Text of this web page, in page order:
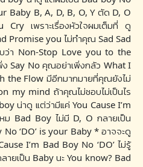
Baby B, A, D, B, O, Y ตัด D, O
เพราะเรื่องหัวใจผมเต็มที่ ดู
Promise you ไม่ทำคุณ Sad Sad
ว่า Non-Stop Love you to the
ง Say No คุณอย่าเพิ่งกลัว What I
the Flow มีอีกมากมายที่คุณยังไม่
my mind ถ้าคุณไม่ชอบไม่เป็นไร
น่าดู แต่ว่ามีแค่ You Cause I’m
หม Bad Boy ไม่มี D, O กลายเป็น
‘DO’ is your Baby * อาจจะดู
I’m Bad Boy No ‘DO’ ไม่รู้
ายเป็น Baby นะ You know? Bad